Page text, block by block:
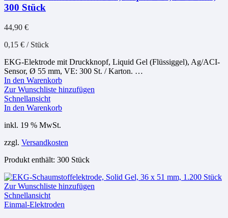
300 Stück
44,90 €
0,15 € / Stück
EKG-Elektrode mit Druckknopf, Liquid Gel (Flüssiggel), Ag/ACI-
Sensor, Ø 55 mm, VE: 300 St. / Karton. …
In den Warenkorb
Zur Wunschliste hinzufügen
Schnellansicht
In den Warenkorb
inkl. 19 % MwSt.
zzgl. Versandkosten
Produkt enthält: 300 Stück
Zur Wunschliste hinzufügen
Schnellansicht
Einmal-Elektroden